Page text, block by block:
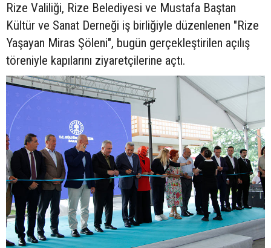
Rize Valiliği, Rize Belediyesi ve Mustafa Baştan
Kültür ve Sanat Derneği iş birliğiyle düzenlenen "Rize
Yaşayan Miras Şöleni", bugün gerçekleştirilen açılış
töreniyle kapılarını ziyaretçilerine açtı.